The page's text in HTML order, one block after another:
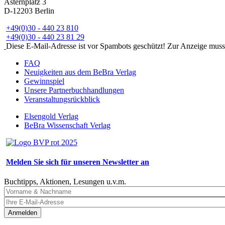
D-12203 Berlin
+49(0)30 - 440 23 810
+49(0)30 - 440 23 81 29
Diese E-Mail-Adresse ist vor Spambots geschützt! Zur Anzeige
FAQ
Neuigkeiten aus dem BeBra Verlag
Gewinnspiel
Unsere Partnerbuchhandlungen
Veranstaltungsrückblick
Elsengold Verlag
BeBra Wissenschaft Verlag
Melden Sie sich für unseren Newsletter an
Buchtipps, Aktionen, Lesungen u.v.m.
Anmelden